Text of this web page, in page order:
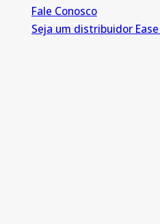
Fale Conosco
Seja um distribuidor Ease